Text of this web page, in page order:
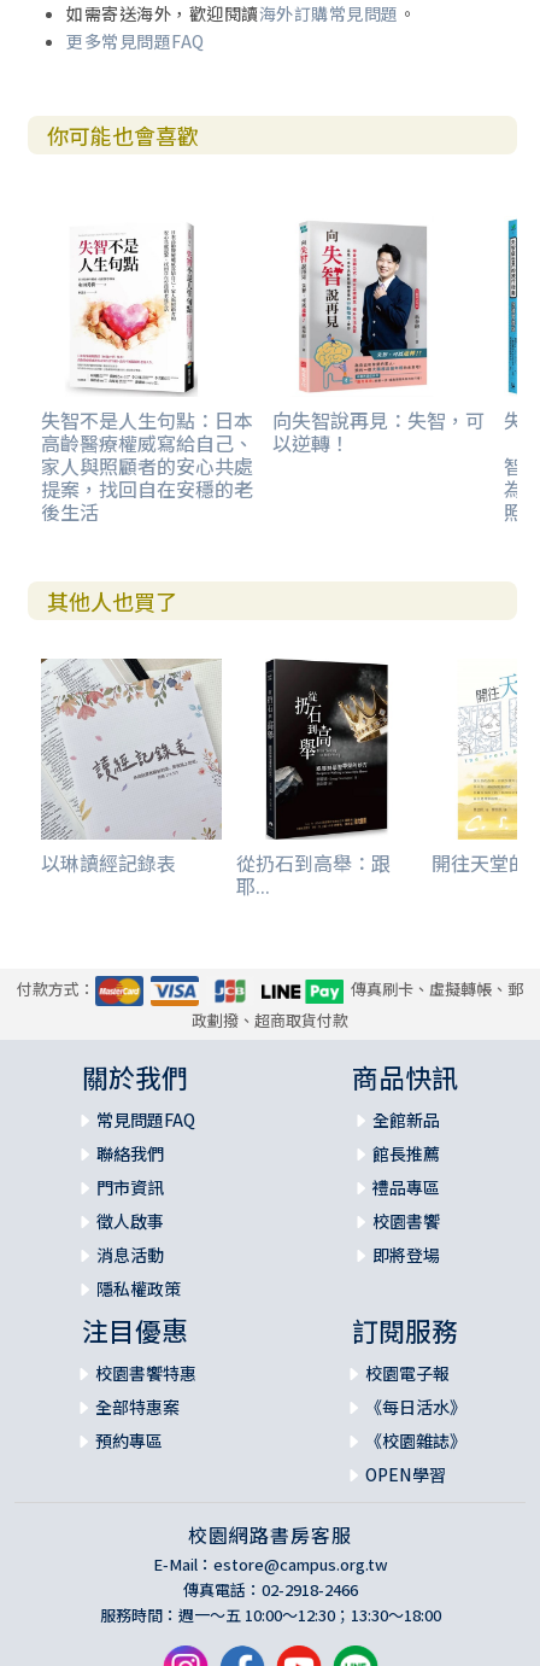
如需寄送海外，歡迎閱讀海外訂購常見問題 。
更多常見問題FAQ
你可能也會喜歡
失智不是人生句點：日本
高齡醫療權威寫給自己、
家人與照顧者的安心共處
提案，找回自在安穩的老
後生活
向失智說再見：失智，可
以逆轉！
失
智
為
照
其他人也買了
以琳讀經記錄表 從扔石到高舉：跟
耶...
開往天堂的
付款方式：
傳真刷卡、虛擬轉帳、郵
政劃撥、超商取貨付款
關於我們
常見問題FAQ
聯絡我們
門市資訊
徵人啟事
消息活動
隱私權政策
商品快訊
全館新品
館長推薦
禮品專區
校園書饗
即將登場
注目優惠
校園書饗特惠
全部特惠案
預約專區
訂閱服務
校園電子報
《每日活水》
《校園雜誌》
OPEN學習
校園網路書房客服
E-Mail： estore@campus.org.tw
傳真電話：02-2918-2466
服務時間：週一～五 10:00～12:30；13:30～18:00